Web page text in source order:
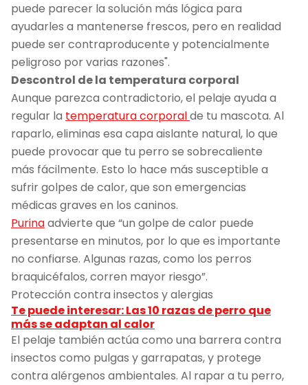
puede parecer la solución más lógica para
ayudarles a mantenerse frescos, pero en realidad
puede ser contraproducente y potencialmente
peligroso por varias razones".
Descontrol de la temperatura corporal
Aunque parezca contradictorio, el pelaje ayuda a
regular la temperatura corporalde tu mascota. Al
raparlo, eliminas esa capa aislante natural, lo que
puede provocar que tu perro se sobrecaliente
más fácilmente. Esto lo hace más susceptible a
sufrir golpes de calor, que son emergencias
médicas graves en los caninos.
Purinaadvierte que “un golpe de calor puede
presentarse en minutos, por lo que es importante
no confiarse. Algunas razas, como los perros
braquicéfalos, corren mayor riesgo”.
Protección contra insectos y alergias
Te puede interesar: Las 10 razas de perro que
más se adaptan al calor
El pelaje también actúa como una barrera contra
insectos como pulgas y garrapatas, y protege
contra alérgenos ambientales. Al rapar a tu perro,